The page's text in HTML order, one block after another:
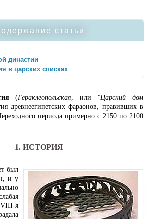
статьи
династии
в царских списках
(Гераклеопольская, или "Царский дом
древнеегипетских фараонов, правивших в
периода примерно с 2150 по 2100
1. ИСТОРИЯ
был
и у
я